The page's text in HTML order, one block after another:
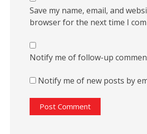
Save my name, email, and
browser for the next time I
Notify me of follow-up
Notify me of new posts by